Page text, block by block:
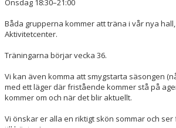
Onsdag 18:30–21:00
Båda grupperna kommer att träna i vår nya
Aktivitetcenter.
Träningarna börjar vecka 36.
Vi kan även komma att smygstarta säsongen
med ett läger där fristående kommer stå på
kommer om och när det blir aktuellt.
Vi önskar er alla en riktigt skön sommar och